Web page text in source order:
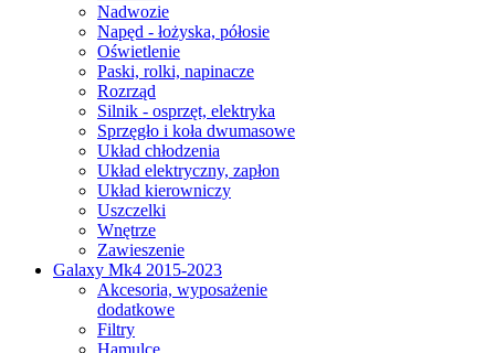
Nadwozie
Napęd - łożyska, półosie
Oświetlenie
Paski, rolki, napinacze
Rozrząd
Silnik - osprzęt, elektryka
Sprzęgło i koła dwumasowe
Układ chłodzenia
Układ elektryczny, zapłon
Układ kierowniczy
Uszczelki
Wnętrze
Zawieszenie
Galaxy Mk4 2015-2023
Akcesoria, wyposażenie
dodatkowe
Filtry
Hamulce